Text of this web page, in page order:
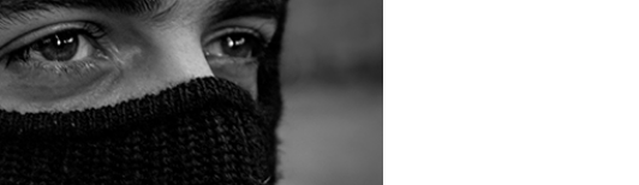
Aquello de lo que estamos hechos
10/Abr/2023